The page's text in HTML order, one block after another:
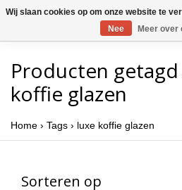
Producten
koffie glazen
Home › Tags › luxe koffie glazen
Sorteren op
Wij slaan cookies op om onze website te
Nee
Meer over